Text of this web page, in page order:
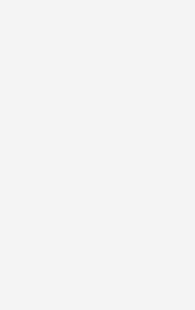
inventifs.
les approches